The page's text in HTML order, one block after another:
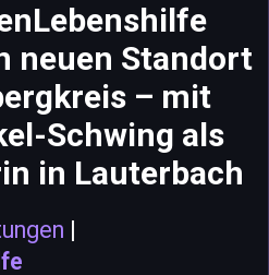
neuen Standort
– mit
Schwing als
in Lauterbach
|